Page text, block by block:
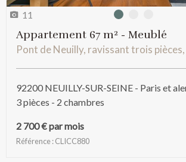
11 Photo 0
Appartement 67 m² - Meublé
92200 NEUILLY-SUR-SEINE - Paris et
3 pièces - 2 chambres
2 700 € par mois
Référence : CLICC880